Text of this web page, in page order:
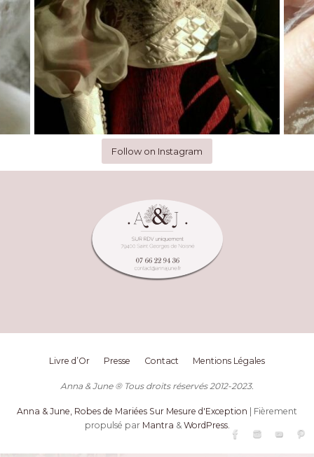
Follow on Instagram
Livre d’Or Presse Contact Mentions Légales
Anna & June ® Tous droits réservés 2012-2023.
Anna & June, Robes de Mariées Sur Mesure d'Exception | Fièrement
propulsé par Mantra & WordPress.